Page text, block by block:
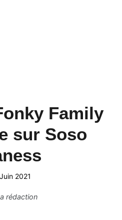
Family
sur Soso
2021
rédaction